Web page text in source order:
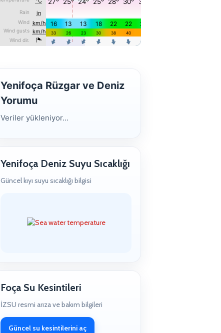
Yenifoça Rüzgar ve Deniz
Yorumu
Veriler yükleniyor...
Yenifoça Deniz Suyu Sıcaklığı
Güncel kıyı suyu sıcaklığı bilgisi
Foça Su Kesintileri
İZSU resmi arıza ve bakım bilgileri
Güncel su kesintilerini aç